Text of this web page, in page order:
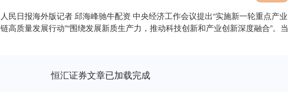
人民日报海外版记者 邱海峰驰牛配资 中央经济工作会议提出“实施新一轮重点产业
链高质量发展行动”“围绕发展新质生产力，推动科技创新和产业创新深度融合”。当
恒汇证券文章已加载完成